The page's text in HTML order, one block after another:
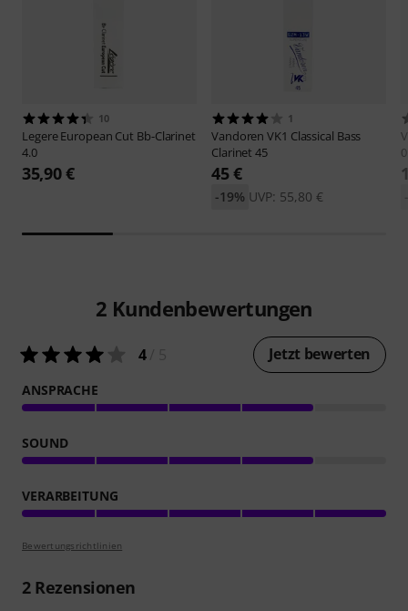
10
LegereEuropean Cut Bb-Clarinet
4.0
35,90 €
1
VandorenVK1 Classical Bass
Clarinet 45
45 €
UVP: 55,80 €
-19%
2 Kundenbewertungen
4/ 5 Jetzt bewerten
ANSPRACHE
SOUND
VERARBEITUNG
Bewertungsrichtlinien
2Rezensionen